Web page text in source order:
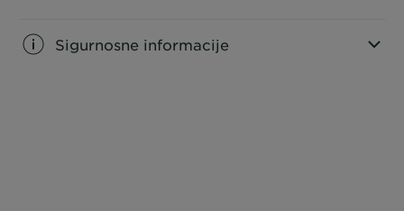
Sigurnosne informacije